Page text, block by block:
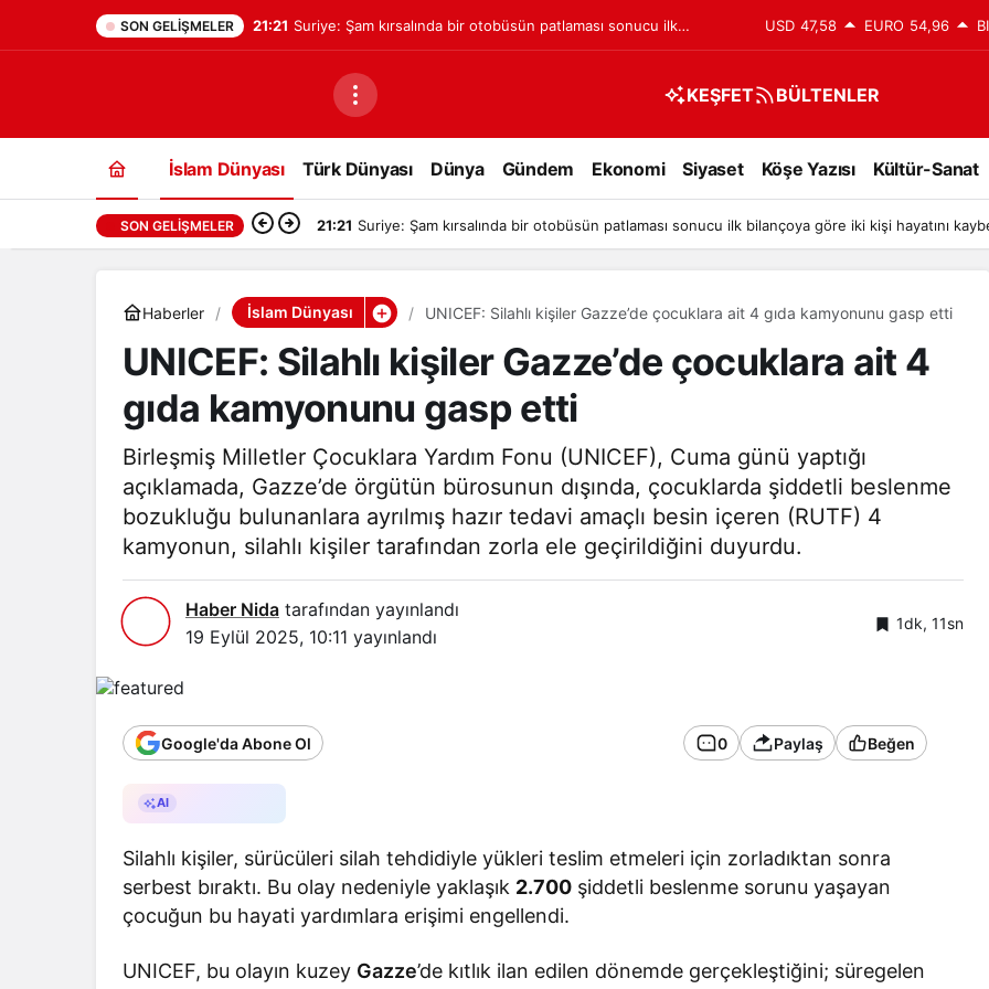
SON GELIŞMELER 21:21 Suriye: Şam kırsalında bir otobüsün patlaması sonucu ilk
bilançoya göre iki kişi hayatını kaybetti
USD 47,58 EURO 54,96
KEŞFET BÜLTENLER
İslam Dünyası Türk Dünyası Dünya Gündem Ekonomi Siyaset Köşe Yazısı Kültür-Sanat
SON GELIŞMELER 21:21 Suriye: Şam kırsalında bir otobüsün patlaması sonucu ilk bilançoya göre iki kişi hayatını
Haberler İslam Dünyası UNICEF: Silahlı kişiler Gazze’de çocuklara ait 4 gıda kamyonunu gasp etti
UNICEF: Silahlı kişiler Gazze’de çocuklara ait 4
gıda kamyonunu gasp etti
Birleşmiş Milletler Çocuklara Yardım Fonu (UNICEF), Cuma günü yaptığı
açıklamada, Gazze’de örgütün bürosunun dışında, çocuklarda şiddetli beslenme
bozukluğu bulunanlara ayrılmış hazır tedavi amaçlı besin içeren (RUTF) 4
kamyonun, silahlı kişiler tarafından zorla ele geçirildiğini duyurdu.
Haber Nida tarafından yayınlandı
19 Eylül 2025, 10:11 yayınlandı
1dk, 11sn
Google'da Abone Ol 0 Paylaş Beğen
AI
Silahlı kişiler, sürücüleri silah tehdidiyle yükleri teslim etmeleri için zorladıktan sonra
serbest bıraktı. Bu olay nedeniyle yaklaşık 2.700 şiddetli beslenme sorunu yaşayan
çocuğun bu hayati yardımlara erişimi engellendi.
UNICEF, bu olayın kuzey Gazze’de kıtlık ilan edilen dönemde gerçekleştiğini; süregelen